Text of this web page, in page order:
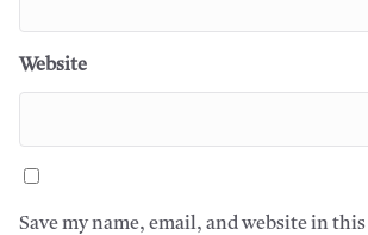
Website
Save my name, email, and website in